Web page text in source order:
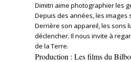
Dimitri aime photographier les
Depuis des années, les images
Derrière son appareil, les sons
déclencher. Il nous invite à
de la Terre.
Production : Les films du